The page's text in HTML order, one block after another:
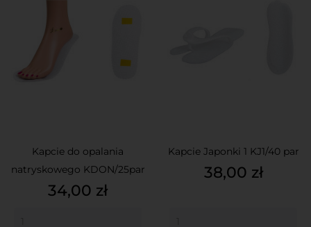
Kapcie do opalania
natryskowego KDON/25par
Cena
34,00 zł
Kapcie Japonki 1 KJ1/40 par
Cena
38,00 zł